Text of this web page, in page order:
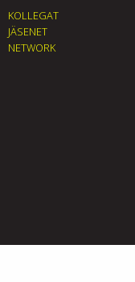
KOLLEGAT
JÄSENET
NETWORK